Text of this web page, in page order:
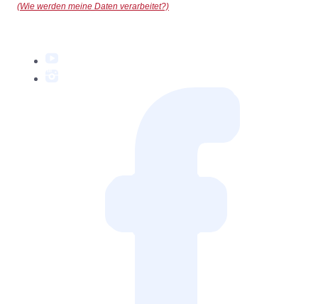
(Wie werden meine Daten verarbeitet?)